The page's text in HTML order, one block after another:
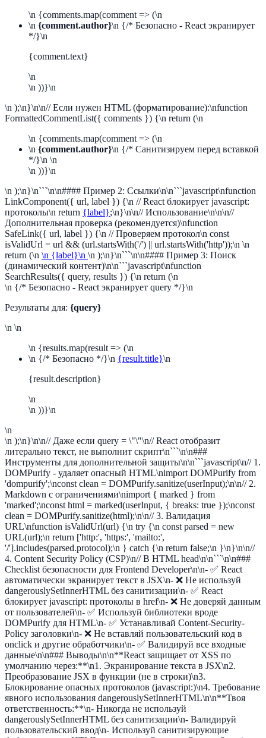
\n {comments.map(comment => (\n
\n {comment.author}\n {/* Безопасно - React экранирует
*/}\n
{comment.text}
\n
\n ))}\n
\n );\n}\n\n// Если нужен HTML (форматирование):\nfunction
FormattedCommentList({ comments }) {\n return (\n
\n {comments.map(comment => (\n
\n {comment.author}\n {/* Санитизируем перед вставкой
*/}\n \n
\n ))}\n
\n );\n}\n```\n\n#### Пример 2: Ссылки\n\n```javascript\nfunction
LinkComponent({ url, label }) {\n // React блокирует javascript:
протоколы\n return {label};\n}\n\n// Использование\n\n\n//
Дополнительная проверка (рекомендуется)\nfunction
SafeLink({ url, label }) {\n // Проверяем протокол\n const
isValidUrl = url && (url.startsWith('/') || url.startsWith('http'));\n \n
return (\n \n {label}\n \n );\n}\n```\n\n#### Пример 3: Поиск
(динамический контент)\n\n```javascript\nfunction
SearchResults({ query, results }) {\n return (\n
\n {/* Безопасно - React экранирует query */}\n
Результаты для: {query}
\n \n
\n {results.map(result => (\n
\n {/* Безопасно */}\n {result.title}\n
{result.description}
\n
\n ))}\n
\n
\n );\n}\n\n// Даже если query = \"\"\n// React отобразит
литерально текст, не выполнит скрипт\n```\n\n###
Инструменты для дополнительной защиты\n\n```javascript\n// 1.
DOMPurify - удаляет опасный HTML\nimport DOMPurify from
'dompurify';\nconst clean = DOMPurify.sanitize(userInput);\n\n// 2.
Markdown с ограничениями\nimport { marked } from
'marked';\nconst html = marked(userInput, { breaks: true });\nconst
clean = DOMPurify.sanitize(html);\n\n// 3. Валидация
URL\nfunction isValidUrl(url) {\n try {\n const parsed = new
URL(url);\n return ['http:', 'https:', 'mailto:',
'/'].includes(parsed.protocol);\n } catch {\n return false;\n }\n}\n\n//
4. Content Security Policy (CSP)\n// В HTML head\n\n```\n\n###
Checklist безопасности для Frontend Developer\n\n- ✅ React
автоматически экранирует текст в JSX\n- ❌ Не используй
dangerouslySetInnerHTML без санитизации\n- ✅ React
блокирует javascript: протоколы в href\n- ❌ Не доверяй данным
от пользователей\n- ✅ Используй библиотеки вроде
DOMPurify для HTML\n- ✅ Устанавливай Content-Security-
Policy заголовки\n- ❌ Не вставляй пользовательский код в
onclick и другие обработчики\n- ✅ Валидируй все входные
данные\n\n### Выводы\n\n**React защищает от XSS по
умолчанию через:**\n1. Экранирование текста в JSX\n2.
Преобразование JSX в функции (не в строки)\n3.
Блокирование опасных протоколов (javascript:)\n4. Требование
явного использования dangerouslySetInnerHTML\n\n**Твоя
ответственность:**\n- Никогда не используй
dangerouslySetInnerHTML без санитизации\n- Валидируй
пользовательский ввод\n- Используй санитизирующие